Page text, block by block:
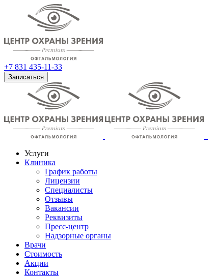
+7 831 435-11-33
Записаться
Услуги
Клиника
График работы
Лицензии
Специалисты
Отзывы
Вакансии
Реквизиты
Пресс-центр
Надзорные органы
Врачи
Стоимость
Акции
Контакты